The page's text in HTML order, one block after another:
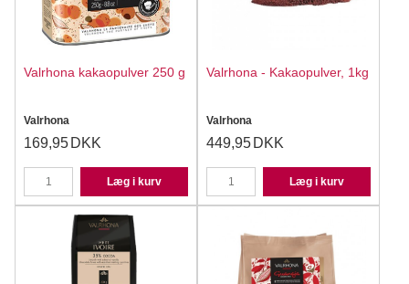
Valrhona kakaopulver 250 g
Valrhona
169,95 DKK
Læg i kurv
Valrhona - Kakaopulver, 1kg
Valrhona
449,95 DKK
Læg i kurv